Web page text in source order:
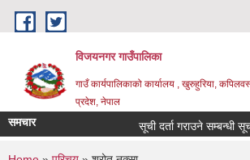
Skip to main content
विजयनगर गाउँपालिका
गाउँ कार्यपालिकाको कार्यालय , खुरुहुरिया,
प्रदेश, नेपाल
समचार सूची दर्ता गराउने सम्बन्धी